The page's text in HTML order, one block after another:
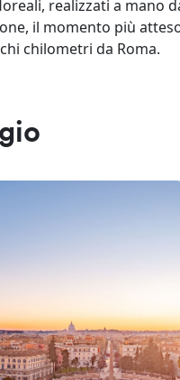
realizzati a
il momento più
chilometri da Roma.